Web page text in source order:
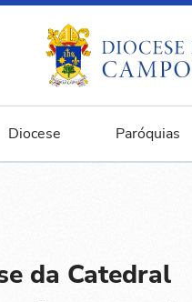
Diocese Paróquias
da Catedral